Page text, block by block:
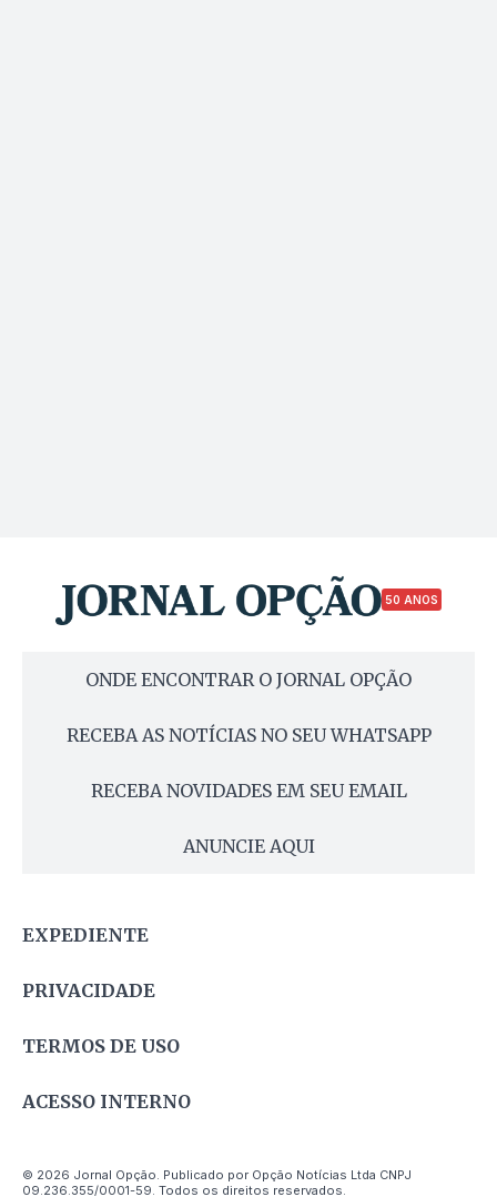
50 ANOS
ONDE ENCONTRAR O JORNAL OPÇÃO
RECEBA AS NOTÍCIAS NO SEU WHATSAPP
RECEBA NOVIDADES EM SEU EMAIL
ANUNCIE AQUI
EXPEDIENTE
PRIVACIDADE
TERMOS DE USO
ACESSO INTERNO
© 2026 Jornal Opção. Publicado por Opção Notícias Ltda CNPJ
09.236.355/0001-59. Todos os direitos reservados.